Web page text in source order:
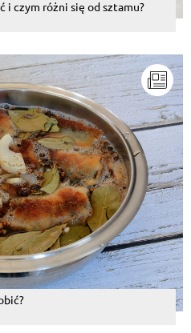
i czym różni się od sztamu?